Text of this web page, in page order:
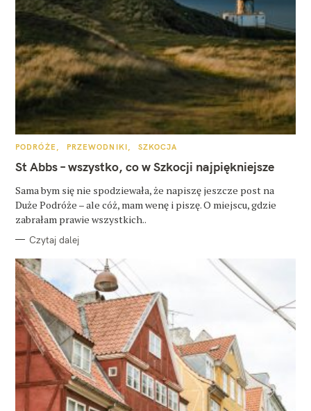
K
T
E
O
R
I
PODRÓŻE PRZEWODNIKI SZKOCJA
St Abbs – wszystko, co w Szkocji najpiękniejsze
Sama bym się nie spodziewała, że napiszę jeszcze post na
Duże Podróże – ale cóż, mam wenę i piszę. O miejscu, gdzie
zabrałam prawie wszystkich..
Czytaj dalej